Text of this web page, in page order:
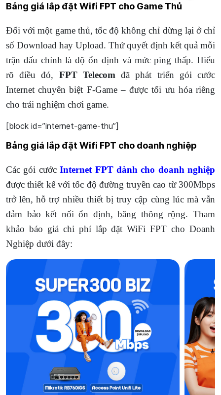
Bảng giá lắp đặt Wifi FPT cho Game Thủ
Đối với một game thủ, tốc độ không chỉ dừng lại ở chỉ
số Download hay Upload. Thứ quyết định kết quả mỗi
trận đấu chính là độ ổn định và mức ping thấp. Hiểu
rõ điều đó, FPT Telecom đã phát triển gói cước
Internet chuyên biệt F-Game – được tối ưu hóa riêng
cho trải nghiệm chơi game.
[block id=”internet-game-thu”]
Bảng giá lắp đặt Wifi FPT cho doanh nghiệp
Các gói cướcInternet FPT dành cho doanh nghiệp
được thiết kế với tốc độ đường truyền cao từ 300Mbps
trở lên, hỗ trợ nhiều thiết bị truy cập cùng lúc mà vẫn
đảm bảo kết nối ổn định, băng thông rộng. Tham
khảo báo giá chi phí lắp đặt WiFi FPT cho Doanh
Nghiệp dưới đây: